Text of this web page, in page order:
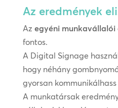
Az eredmények
Az egyéni munkavállalói
fontos.
A Digital Signage
hogy néhány
gyorsan
A munkatársak